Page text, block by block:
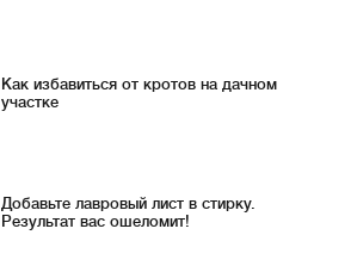
Как избавиться от кротов на дачном
участке
Добавьте лавровый лист в стирку.
Результат вас ошеломит!